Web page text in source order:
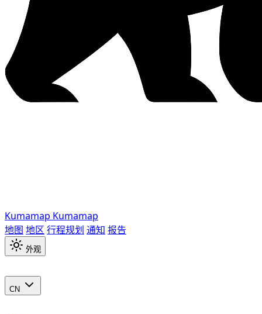
Kumamap Kumamap
地图 地区 行程规划 通知 报告
外观
CN